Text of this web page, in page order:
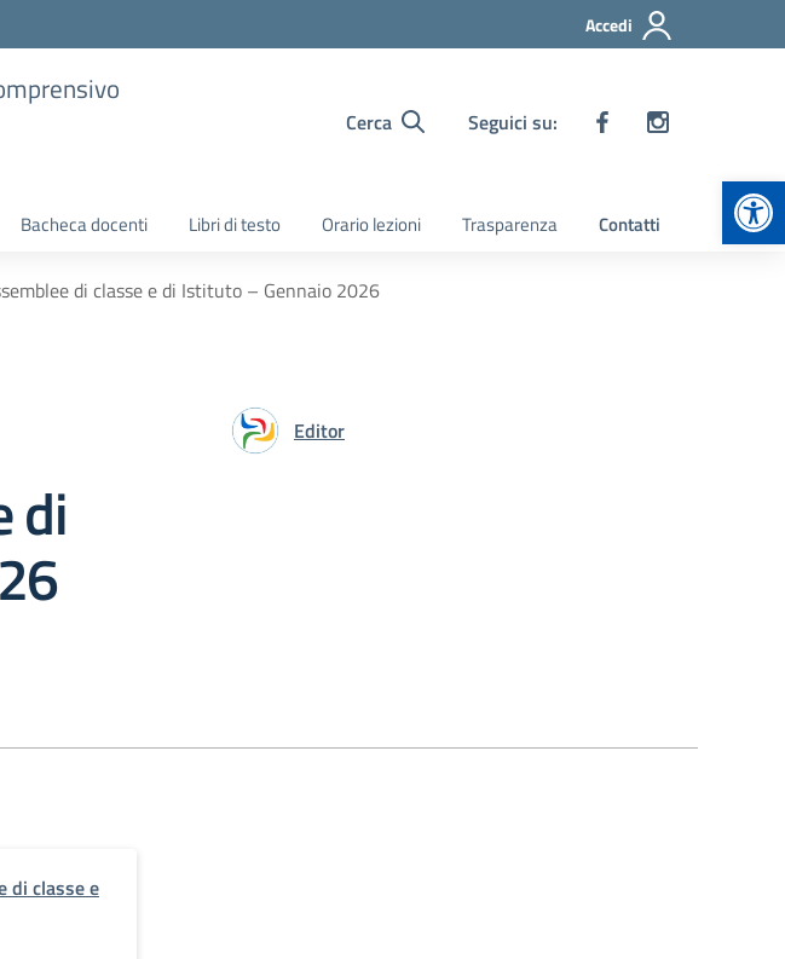
Accedi
Cerca Seguici su:
Bacheca docenti Libri di testo Orario lezioni Trasparenza Contatti
di classe e di Istituto – Gennaio 2026
di
Editor
di classe e